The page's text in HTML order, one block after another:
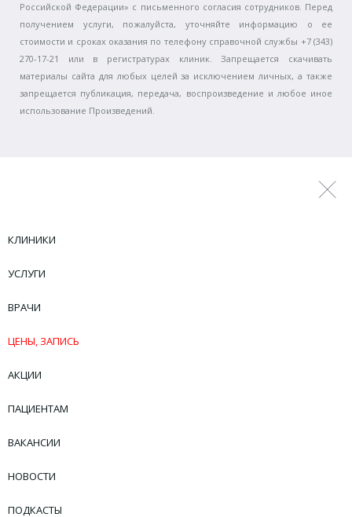
Российской Федерации» с письменного согласия сотрудников. Перед
получением услуги, пожалуйста, уточняйте информацию о ее
стоимости и сроках оказания по телефону справочной службы +7 (343)
270-17-21 или в регистратурах клиник. Запрещается скачивать
материалы сайта для любых целей за исключением личных, а также
запрещается публикация, передача, воспроизведение и любое иное
использование Произведений.
КЛИНИКИ
УСЛУГИ
ВРАЧИ
ЦЕНЫ, ЗАПИСЬ
АКЦИИ
ПАЦИЕНТАМ
ВАКАНСИИ
НОВОСТИ
ПОДКАСТЫ